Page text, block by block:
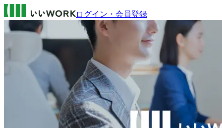
ログイン・会員登録